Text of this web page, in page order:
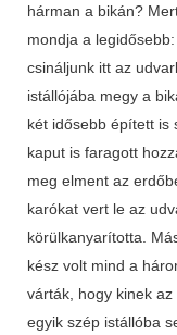
hárman a bikán?
mondja a
csináljunk itt az
istállójába megy a
két idősebb épített is
kaput is faragott
meg elment az
karókat vert le az
körülkanyarította.
kész volt mind a
várták, hogy kinek
egyik szép istállóba